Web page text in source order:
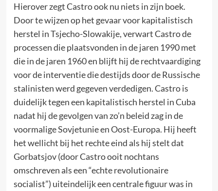
Hierover zegt Castro ook nu niets in zijn boek.
Door te wijzen op het gevaar voor kapitalistisch
herstel in Tsjecho-Slowakije, verwart Castro de
processen die plaatsvonden in de jaren 1990 met
die in de jaren 1960 en blijft hij de rechtvaardiging
voor de interventie die destijds door de Russische
stalinisten werd gegeven verdedigen. Castro is
duidelijk tegen een kapitalistisch herstel in Cuba
nadat hij de gevolgen van zo’n beleid zag in de
voormalige Sovjetunie en Oost-Europa. Hij heeft
het wellicht bij het rechte eind als hij stelt dat
Gorbatsjov (door Castro ooit nochtans
omschreven als een “echte revolutionaire
socialist”) uiteindelijk een centrale figuur was in